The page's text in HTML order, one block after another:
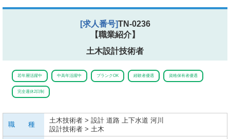
[求人番号]TN-0236
【職業紹介】
土木設計技術者
若年層活躍中 中高年活躍中 ブランクOK 経験者優遇 資格保有者優遇
完全週休2日制
職 種
土木技術者 > 設計 道路 上下水道 河川
設計技術者 > 土木